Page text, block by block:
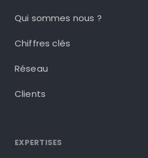
Qui sommes nous ?
Chiffres clés
Réseau
Clients
EXPERTISES